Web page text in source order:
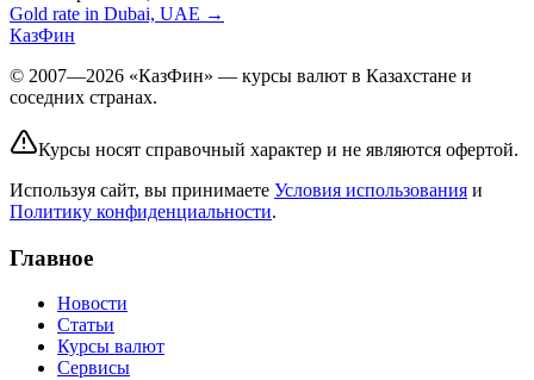
Gold rate in Dubai, UAE →
КазФин
© 2007—2026 «КазФин» — курсы валют в Казахстане и
соседних странах.
Курсы носят справочный характер и не являются офертой.
Используя сайт, вы принимаете Условия использования и
Политику конфиденциальности.
Главное
Новости
Статьи
Курсы валют
Сервисы